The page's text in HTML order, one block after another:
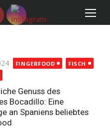
FINGERFOOD
FISCH
Genuss des
Bocadillo: Eine
an Spaniens beliebtes